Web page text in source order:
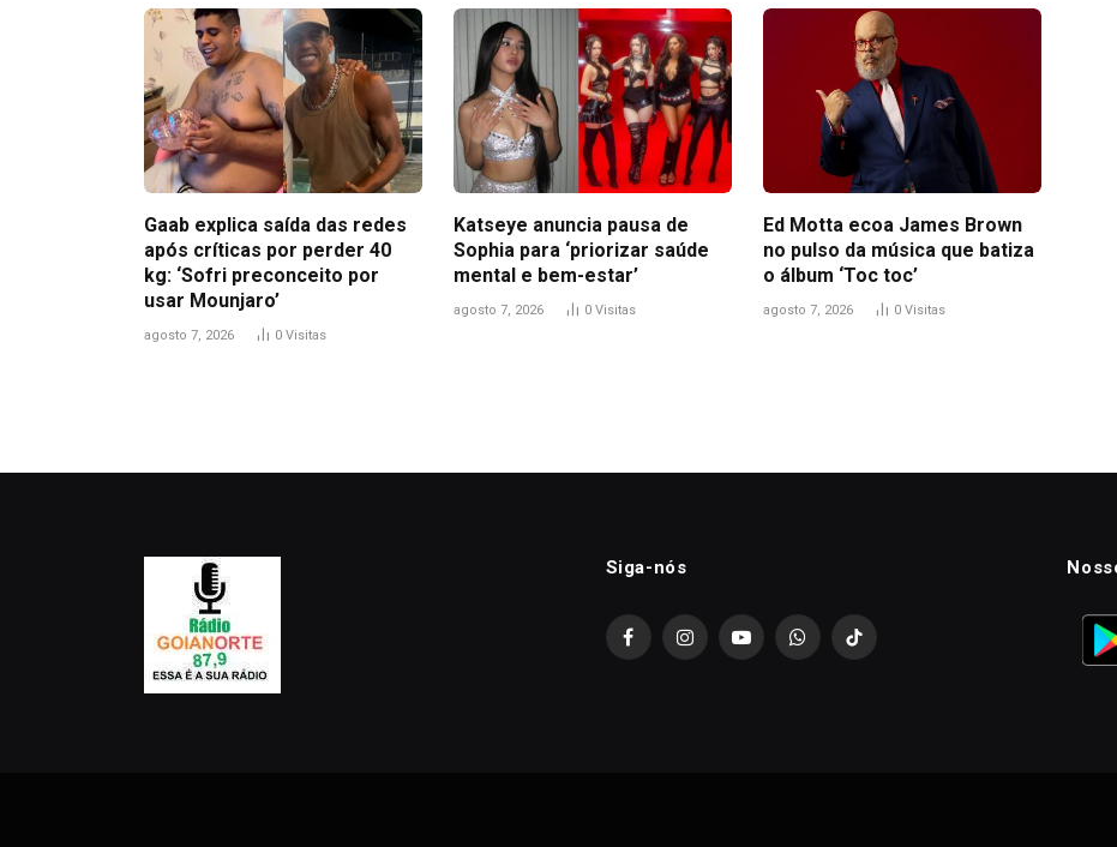
Gaab explica saída das redes
após críticas por perder 40
kg: ‘Sofri preconceito por
usar Mounjaro’
agosto 7, 2026 0 Visitas
Katseye anuncia pausa de
Sophia para ‘priorizar saúde
mental e bem-estar’
agosto 7, 2026 0 Visitas
Ed Motta ecoa James Brown
no pulso da música que batiza
o álbum ‘Toc toc’
agosto 7, 2026 0 Visitas
Siga-nós
FacebookInstagramYouTubeWhatsAppTikTok